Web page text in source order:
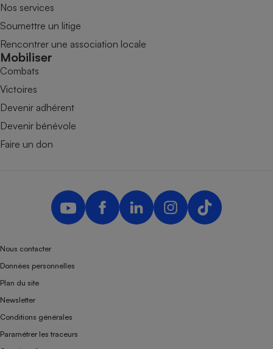
Nos services
Soumettre un litige
Rencontrer une association locale
Mobiliser
Combats
Victoires
Devenir adhérent
Devenir bénévole
Faire un don
Nous contacter
Données personnelles
Plan du site
Newsletter
Conditions générales
Paramétrer les traceurs